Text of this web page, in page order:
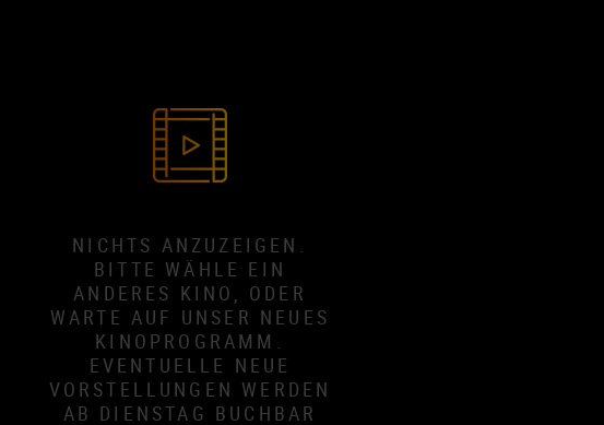
NICHTS ANZUZEIGEN.
BITTE WÄHLE EIN
ANDERES KINO, ODER
WARTE AUF UNSER NEUES
KINOPROGRAMM.
EVENTUELLE NEUE
VORSTELLUNGEN WERDEN
AB DIENSTAG BUCHBAR